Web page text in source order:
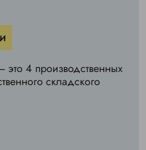
4 производственных
складского